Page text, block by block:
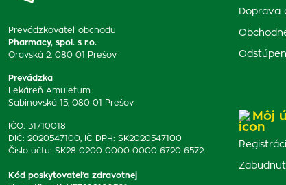
Prevádzkovateľ obchodu
Pharmacy, spol. s r.o.
Oravská 2, 080 01 Prešov
Prevádzka
Lekáreň Amuletum
Sabinovská 15, 080 01 Prešov
IČO: 31710018
DIČ: 2020547100, IČ DPH: SK2020547100
Číslo účtu: SK28 0200 0000 0000 6720 6572
Kód poskytovateľa zdravotnej
Doprava
Môj